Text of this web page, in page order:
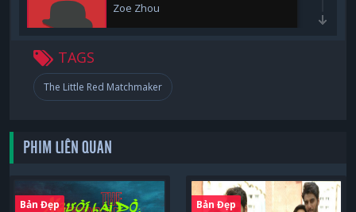
Zoe Zhou
Shi Xue
Jing
TAGS
The Little Red Matchmaker
PHIM LIÊN QUAN
Bản Đẹp Bản Đẹp